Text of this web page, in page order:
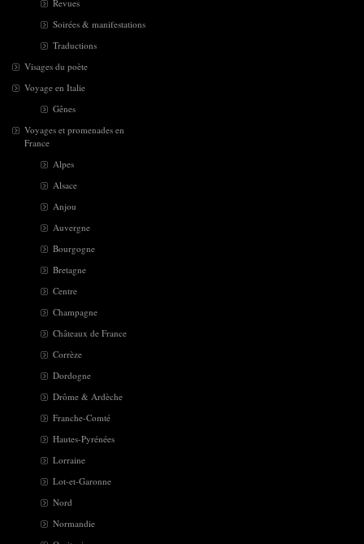
Revues
Soirées & manifestations
Traductions
Visages du poète
Voyage en Italie
Gênes
Voyages et promenades en
France
Alpes
Alsace
Anjou
Auvergne
Bourgogne
Bretagne
Centre
Champagne
Châteaux de France
Corrèze
Dordogne
Drôme & Ardèche
Franche-Comté
Hautes-Pyrénées
Lorraine
Lot-et-Garonne
Nord
Normandie